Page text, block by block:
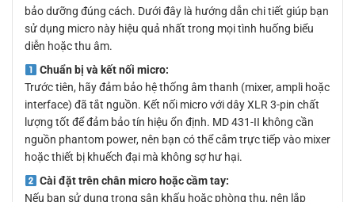
bảo dưỡng đúng cách. Dưới đây là hướng dẫn chi tiết giúp bạn
sử dụng micro này hiệu quả nhất trong mọi tình huống biểu
diễn hoặc thu âm.
Chuẩn bị và kết nối micro:
Trước tiên, hãy đảm bảo hệ thống âm thanh (mixer, ampli hoặc
interface) đã tắt nguồn. Kết nối micro với dây XLR 3-pin chất
lượng tốt để đảm bảo tín hiệu ổn định. MD 431-II không cần
nguồn phantom power, nên bạn có thể cắm trực tiếp vào mixer
hoặc thiết bị khuếch đại mà không sợ hư hại.
Cài đặt trên chân micro hoặc cầm tay:
Nếu bạn sử dụng trong sân khấu hoặc phòng thu, nên lắp